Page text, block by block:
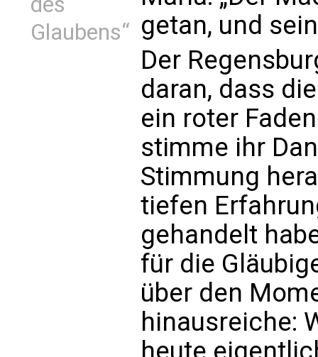
Glaubens“ getan, und
Der
daran, dass
ein roter
stimme ihr
Stimmung
tiefen
gehandelt
für die
über den
hinausreiche: